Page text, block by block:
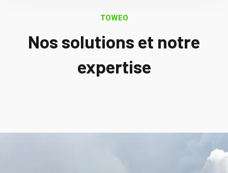
TOWEO
Nos solutions et notre
expertise